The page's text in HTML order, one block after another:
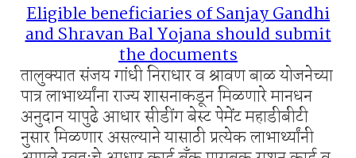
Eligible beneficiaries of Sanjay Gandhi
and Shravan Bal Yojana should submit
the documents
तालुक्यात संजय गांधी निराधार व श्रावण बाळ योजनेच्या
पात्र लाभार्थ्यांना राज्य शासनाकडून मिळणारे मानधन
अनुदान यापुढे आधार सीडींग बेस्ट पेमेंट महाडीबीटी
नुसार मिळणार असल्याने यासाठी प्रत्येक लाभार्थ्यांनी